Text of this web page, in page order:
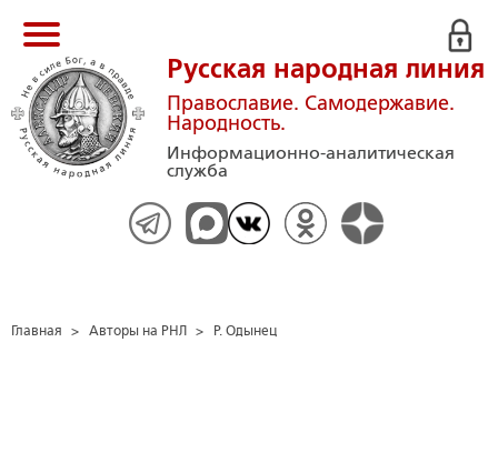
Русская народная линия
Православие. Самодержавие.
Народность.
Информационно-аналитическая
служба
Главная > Авторы на РНЛ > Р. Одынец